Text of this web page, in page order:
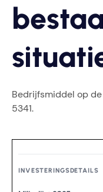
Bedrijfsmiddel op
5341.
INVESTERINGSDETAILS